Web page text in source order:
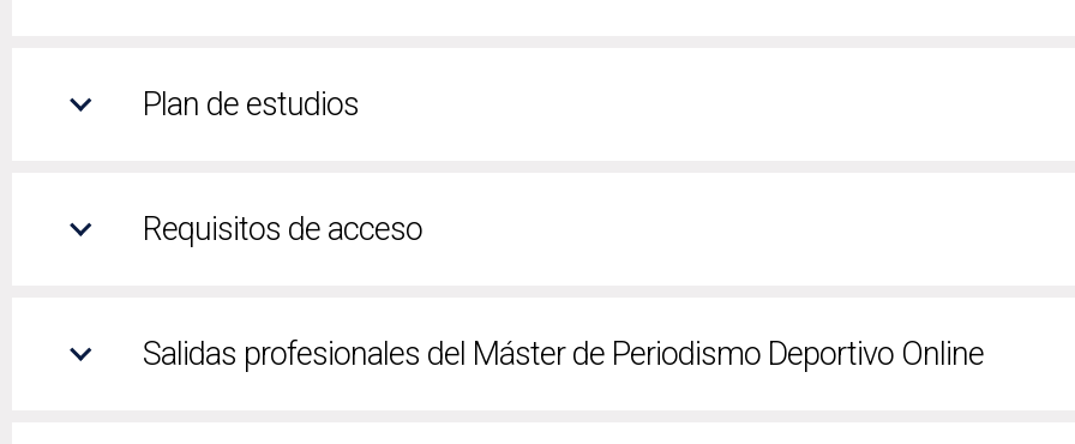
Plan de estudios
Requisitos de acceso
Salidas profesionales del Máster de Periodismo Deportivo Online